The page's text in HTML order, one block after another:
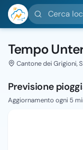
Cerca località
Tempo
Cantone dei Grigioni,
Previsione
Aggiornamento ogni 5